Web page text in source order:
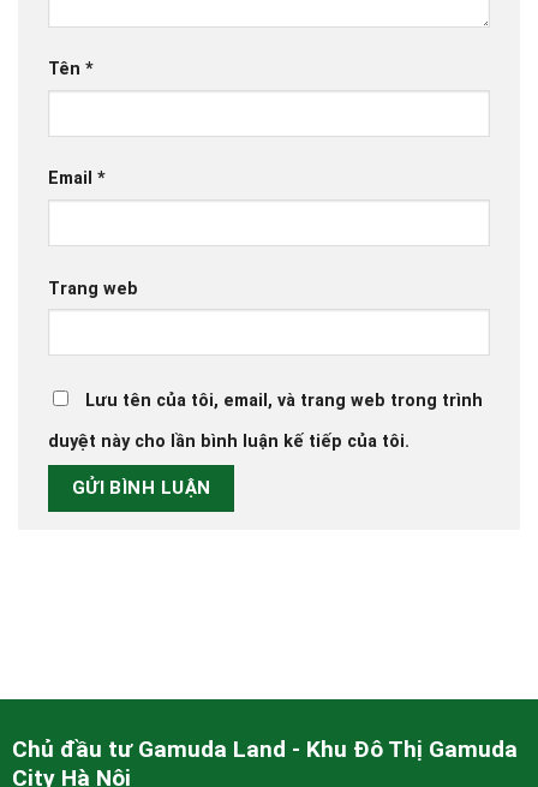
Tên *
Email *
Trang web
Lưu tên của tôi, email, và trang web trong trình
duyệt này cho lần bình luận kế tiếp của tôi.
Chủ đầu tư Gamuda Land - Khu Đô Thị Gamuda
City Hà Nội